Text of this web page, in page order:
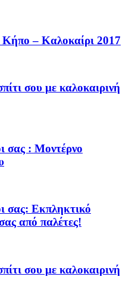
Κήπο – Καλοκαίρι 2017
σου με καλοκαιρινή
σας : Μοντέρνο
σας: Εκπληκτικό
από παλέτες!
σου με καλοκαιρινή